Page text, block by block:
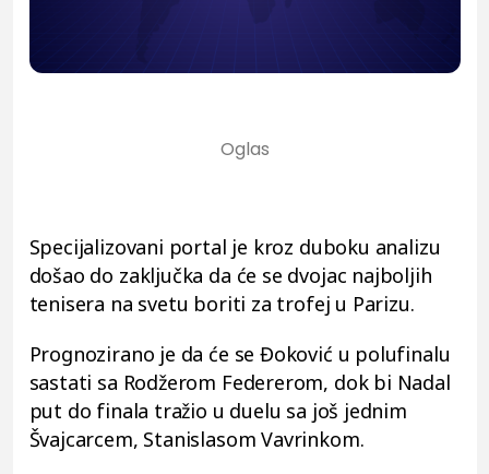
Specijalizovani portal je kroz duboku analizu
došao do zaključka da će se dvojac najboljih
tenisera na svetu boriti za trofej u Parizu.
Prognozirano je da će se Đoković u polufinalu
sastati sa Rodžerom Federerom, dok bi Nadal
put do finala tražio u duelu sa još jednim
Švajcarcem, Stanislasom Vavrinkom.